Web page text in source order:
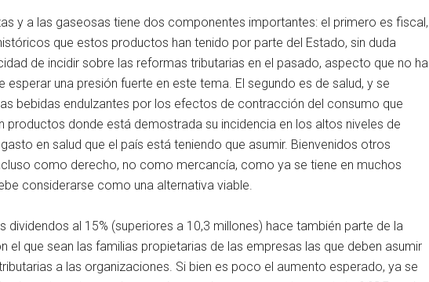
y a las gaseosas tiene dos componentes importantes: el primero es fiscal,
que estos productos han tenido por parte del Estado, sin duda
de incidir sobre las reformas tributarias en el pasado, aspecto que no ha
una presión fuerte en este tema. El segundo es de salud, y se
bebidas endulzantes por los efectos de contracción del consumo que
productos donde está demostrada su incidencia en los altos niveles de
en salud que el país está teniendo que asumir. Bienvenidos otros
como derecho, no como mercancía, como ya se tiene en muchos
considerarse como una alternativa viable.
dividendos al 15% (superiores a 10,3 millones) hace también parte de la
el que sean las familias propietarias de las empresas las que deben asumir
a las organizaciones. Si bien es poco el aumento esperado, ya se